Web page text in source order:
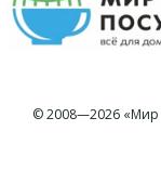
© 2008—2026 «Мир